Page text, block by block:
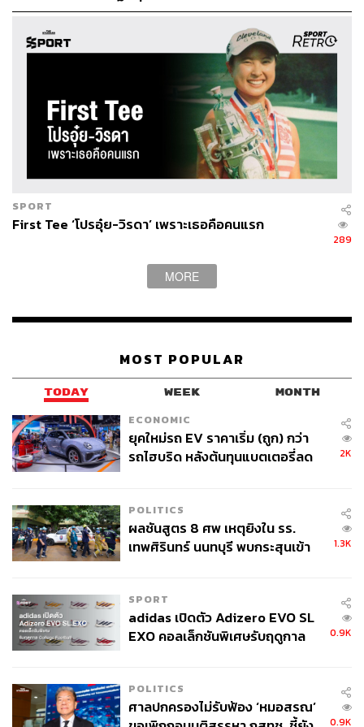
SPORT
First Tee ‘โปรอุ๋ย-วิรดา’ เพราะเธอคือคนแรก
289
MORE
MOST POPULAR
TODAY WEEK MONTH
ECONOMIC
ยุคใหม่รถ EV ราคาเริ่ม (ถูก) กว่า
รถไฮบริด หลังต้นทุนแบตเตอรี่ลด
2K
POLITICS
ผลชันสูตร 8 ศพ เหตุยิงใน รร.
เทพศิรินทร์ นนทบุรี พบกระสุนเข้า
1.3K
SPORT
adidas เปิดตัว Adizero EVO SL
EXO คอลเล็กชันพิเศษรับฤดูกาล
0.9K
POLITICS
ศาลปกครองไม่รับฟ้อง ‘หมอสรณ’
0.9K